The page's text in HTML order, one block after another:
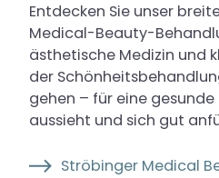
Entdecken Sie unser
Medical-Beauty-
ästhetische Medizin und
der
gehen – für eine
aussieht und sich gut
Ströbinger Medical